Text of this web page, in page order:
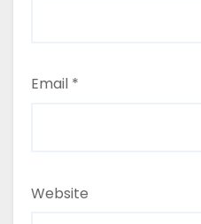
Email *
Website